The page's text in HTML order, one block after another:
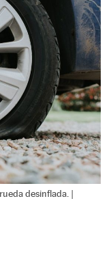
desinflada. |